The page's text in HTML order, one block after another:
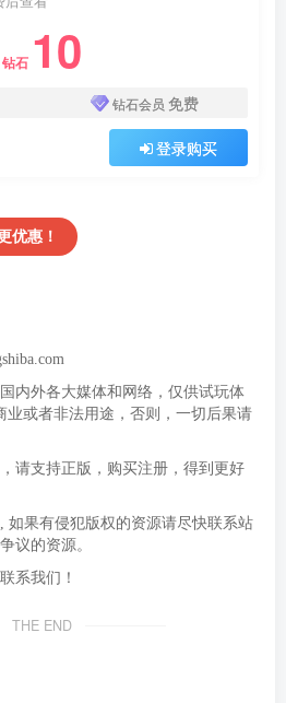
钻石 10
钻石会员 免费
登录购买
优惠！
内外各大媒体和网络，仅供试玩体
业或者非法用途，否则，一切后果请
请支持正版，购买注册，得到更好
如果有侵犯版权的资源请尽快联系站
议的资源。
系我们！
THE END